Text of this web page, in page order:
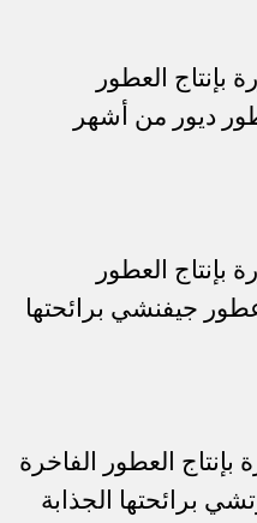
العطور
ديور من أشهر
العطور
عطور جيفنشي برائحتها
العطور الفاخرة
برائحتها الجذابة